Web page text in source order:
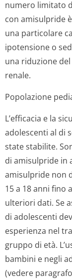
numero limitato
con amisulpride
una particolare
ipotensione o
una riduzione
renale.
Popolazione
L’efficacia e la
adolescenti al di
state stabilite.
di amisulpride in
amisulpride non
15 a 18 anni fino
ulteriori dati. Se
di adolescenti
esperienza nel
gruppo di età.
bambini e negli
(vedere